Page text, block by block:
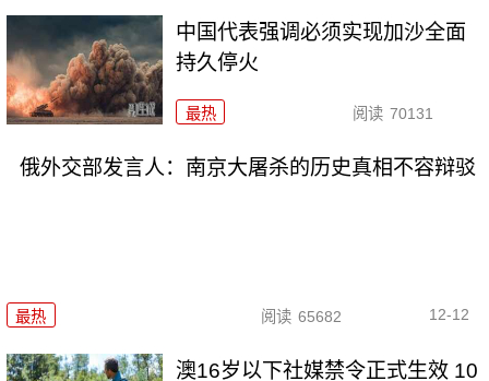
中国代表强调必须实现加沙全面
持久停火
最热 阅读 70131
俄外交部发言人：南京大屠杀的历史真相不容辩驳
最热 阅读 65682 12-12
澳16岁以下社媒禁令正式生效 10